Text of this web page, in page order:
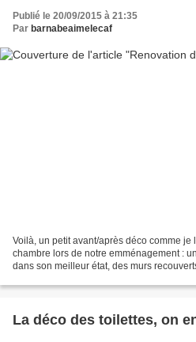
Publié le 20/09/2015 à 21:35
Par barnabeaimelecaf
Voilà, un petit avant/après déco comme je
chambre lors de notre emménagement :
dans son meilleur état, des murs
La déco des toilettes, on